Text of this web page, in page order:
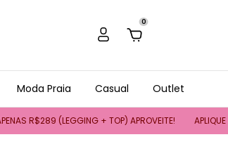
0
Moda Praia Casual Outlet
R$289 (LEGGING + TOP) APROVEITE! APLIQUE O